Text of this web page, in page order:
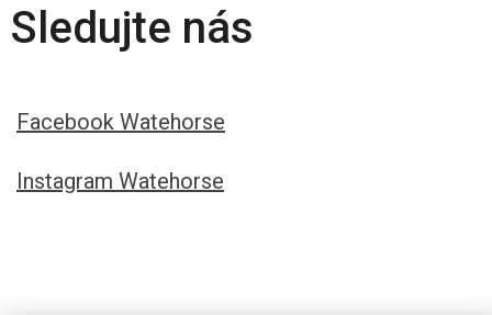
Sledujte nás
Facebook Watehorse
Instagram Watehorse